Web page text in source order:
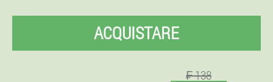
ACQUISTARE
₣ 138